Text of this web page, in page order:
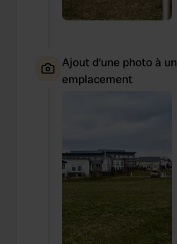
Ajout d'une photo à un
emplacement